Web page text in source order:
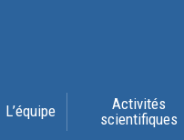
L’équipe
Activités
scientifiques